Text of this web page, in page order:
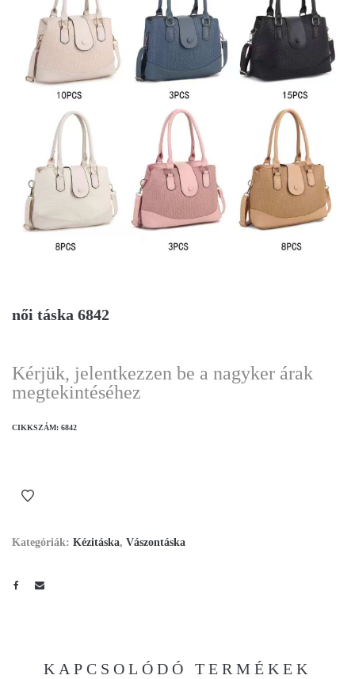
női táska 6842
Kérjük, jelentkezzen be a nagyker árak
megtekintéséhez
CIKKSZÁM: 6842
Kategóriák: Kézitáska, Vászontáska
KAPCSOLÓDÓ TERMÉKEK